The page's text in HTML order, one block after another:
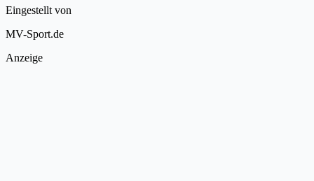
Eingestellt von
MV-Sport.de
Anzeige